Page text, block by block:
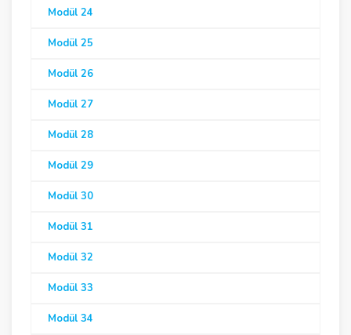
Modül 24
Modül 25
Modül 26
Modül 27
Modül 28
Modül 29
Modül 30
Modül 31
Modül 32
Modül 33
Modül 34